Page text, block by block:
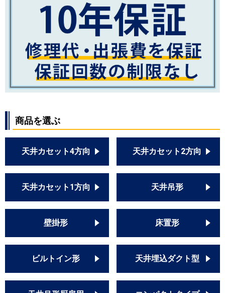
商品を選ぶ
天井カセット4方向 天井カセット2方向
天井カセット1方向 天井吊形
壁掛形 床置形
ビルトイン形 天井埋込ダクト型